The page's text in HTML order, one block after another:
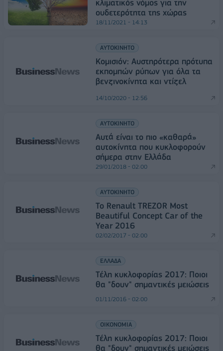
κλιματικός νόμος για την
ουδετερότητα της χώρας
18/11/2021 - 14:13
ΑΥΤΟΚΙΝΗΤΟ
Κομισιόν: Αυστηρότερα πρότυπα
εκπομπών ρύπων για όλα τα
βενζινοκίνητα και ντίζελ
14/10/2020 - 12:56
ΑΥΤΟΚΙΝΗΤΟ
Αυτά είναι το πιο «καθαρά»
αυτοκίνητα που κυκλοφορούν
σήμερα στην Ελλάδα
29/01/2018 - 02:00
ΑΥΤΟΚΙΝΗΤΟ
Το Renault TREZOR Most
Beautiful Concept Car of the
Year 2016
02/02/2017 - 02:00
ΕΛΛΑΔΑ
Τέλη κυκλοφορίας 2017: Ποιοι
θα "δουν" σημαντικές μειώσεις
01/11/2016 - 02:00
ΟΙΚΟΝΟΜΙΑ
Τέλη κυκλοφορίας 2017: Ποιοι
θα "δουν" σημαντικές μειώσεις